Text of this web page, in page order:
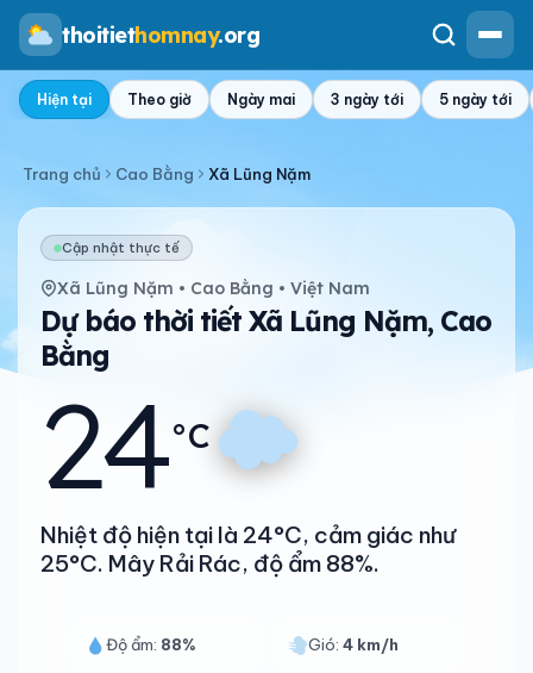
thoitiethomnay.org
Hiện tại Theo giờ Ngày mai 3 ngày tới 5 ngày tới
Trang chủ Cao Bằng Xã Lũng Nặm
Cập nhật thực tế
Xã Lũng Nặm • Cao Bằng • Việt Nam
Dự báo thời tiết Xã Lũng Nặm, Cao
Bằng
24°C
Nhiệt độ hiện tại là 24°C, cảm giác như
25°C. Mây Rải Rác, độ ẩm 88%.
Độ ẩm: 88% Gió:4 km/h